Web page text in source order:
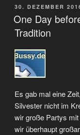
schon
19“
VERÖFFENTLICHT
AM
30. DEZEMBER
One Day
Tradition
Es gab mal eine
Silvester nicht im
wir große Partys
wir überhaupt